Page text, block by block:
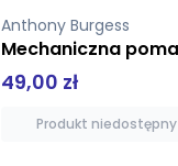
Anthony Burgess
49,00 zł
Produkt niedostępny